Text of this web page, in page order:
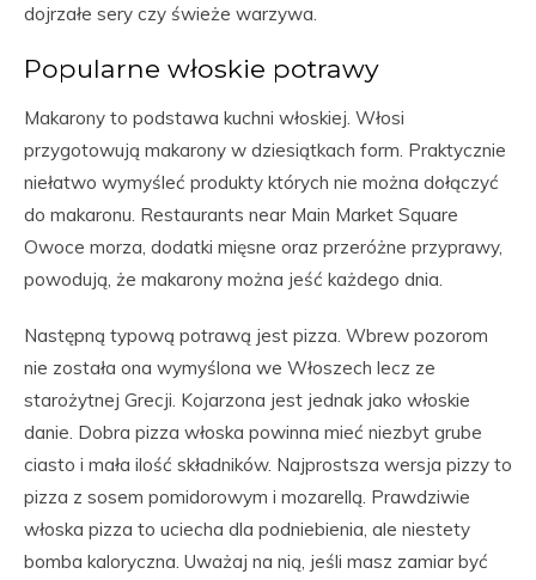
dojrzałe sery czy świeże warzywa.
Popularne włoskie potrawy
Makarony to podstawa kuchni włoskiej. Włosi
przygotowują makarony w dziesiątkach form. Praktycznie
niełatwo wymyśleć produkty których nie można dołączyć
do makaronu. Restaurants near Main Market Square
Owoce morza, dodatki mięsne oraz przeróżne przyprawy,
powodują, że makarony można jeść każdego dnia.
Następną typową potrawą jest pizza. Wbrew pozorom
nie została ona wymyślona we Włoszech lecz ze
starożytnej Grecji. Kojarzona jest jednak jako włoskie
danie. Dobra pizza włoska powinna mieć niezbyt grube
ciasto i mała ilość składników. Najprostsza wersja pizzy to
pizza z sosem pomidorowym i mozarellą. Prawdziwie
włoska pizza to uciecha dla podniebienia, ale niestety
bomba kaloryczna. Uważaj na nią, jeśli masz zamiar być